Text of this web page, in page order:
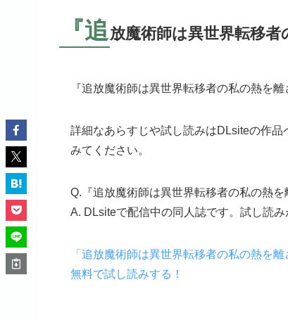
『追 放魔術師は異世界転移
『追放魔術師は異世界転移者の私の熱を
詳細なあらすじや試し読みはDLsiteの作
みてください。
Q.『追放魔術師は異世界転移者の私の熱
A. DLsiteで配信中の同人誌です。試し読
「追放魔術師は異世界転移者の私の熱を
無料で試し読みする！